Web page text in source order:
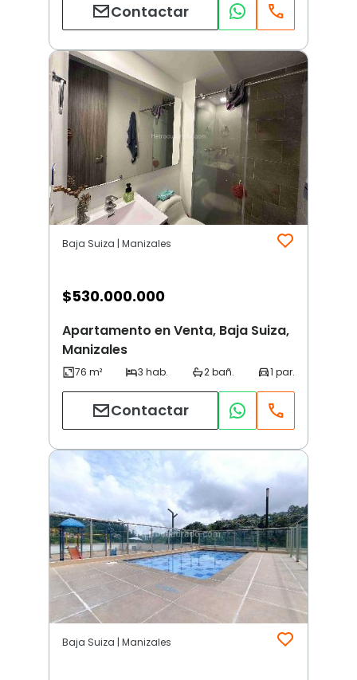
Contactar
Baja Suiza | Manizales
$530.000.000
Apartamento en Venta, Baja Suiza,
Manizales
Contactar
Baja Suiza | Manizales